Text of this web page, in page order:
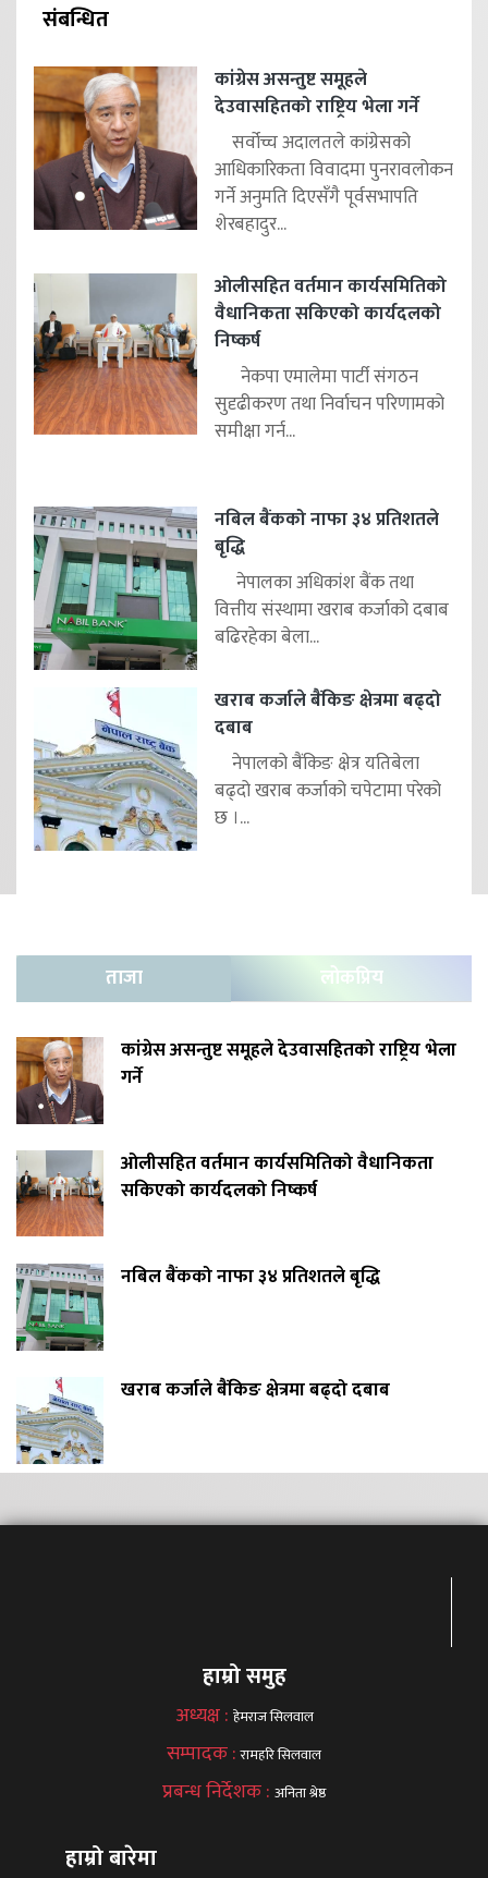
संबन्धित
कांग्रेस असन्तुष्ट समूहले
देउवासहितको राष्ट्रिय भेला गर्ने
सर्वोच्च अदालतले कांग्रेसको
आधिकारिकता विवादमा पुनरावलोकन
गर्ने अनुमति दिएसँगै पूर्वसभापति
शेरबहादुर...
ओलीसहित वर्तमान कार्यसमितिको
वैधानिकता सकिएको कार्यदलको
निष्कर्ष
नेकपा एमालेमा पार्टी संगठन
सुदृढीकरण तथा निर्वाचन परिणामको
समीक्षा गर्न...
नबिल बैंकको नाफा ३४ प्रतिशतले
बृद्धि
नेपालका अधिकांश बैंक तथा
वित्तीय संस्थामा खराब कर्जाको दबाब
बढिरहेका बेला...
खराब कर्जाले बैंकिङ क्षेत्रमा बढ्दो
दबाब
नेपालको बैंकिङ क्षेत्र यतिबेला
बढ्दो खराब कर्जाको चपेटामा परेको
छ ।...
ताजा लोकप्रिय
कांग्रेस असन्तुष्ट समूहले देउवासहितको राष्ट्रिय भेला
गर्ने
ओलीसहित वर्तमान कार्यसमितिको वैधानिकता
सकिएको कार्यदलको निष्कर्ष
नबिल बैंकको नाफा ३४ प्रतिशतले बृद्धि
खराब कर्जाले बैंकिङ क्षेत्रमा बढ्दो दबाब
हाम्रो समुह
अध्यक्ष : हेमराज सिलवाल
सम्पादक :रामहरि सिलवाल
प्रबन्ध निर्देशक : अनिता श्रेष्ठ
हाम्रो बारेमा